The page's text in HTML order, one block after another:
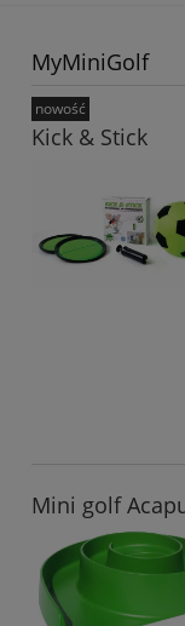
MyMiniGolf
Kick & Stick
nowość
Mini golf